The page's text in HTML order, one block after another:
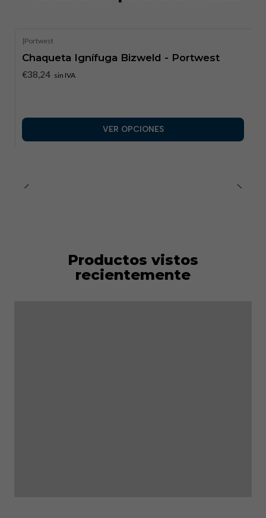
|Portwest
Chaqueta Ignífuga Bizweld - Portwest
€38,24 sin IVA
VER OPCIONES
Productos vistos
recientemente